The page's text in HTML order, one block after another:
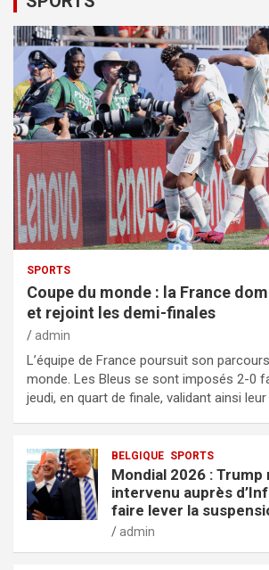
SPORTS
Coupe du monde : la France
et rejoint les demi-finales
admin
L’équipe de France poursuit son
monde. Les Bleus se sont imposés 2-0
jeudi, en quart de finale, validant ainsi
BELGIQUE SPORTS
Mondial 2026 :
intervenu auprès
faire lever la
admin